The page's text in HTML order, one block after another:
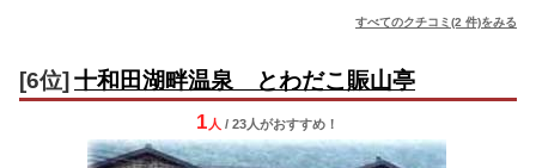
すべてのクチコミ(2 件)をみる
[6位] 十和田湖畔温泉 とわだこ賑山亭
1 人 / 23人がおすすめ！